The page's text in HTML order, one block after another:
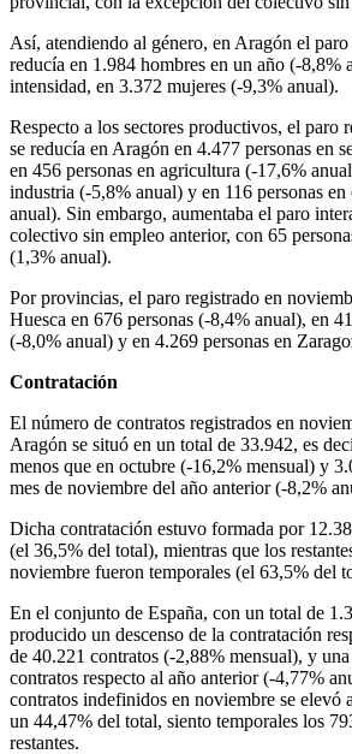
Así, atendiendo al género, en Aragón el
reducía en 1.984 hombres en un año (-8,8%
intensidad, en 3.372 mujeres (-9,3% anual).
Respecto a los sectores productivos, el paro
se reducía en Aragón en 4.477 personas en
en 456 personas en agricultura (-17,6%
industria (-5,8% anual) y en 116 personas
anual). Sin embargo, aumentaba el paro
colectivo sin empleo anterior, con 65
(1,3% anual).
Por provincias, el paro registrado en
Huesca en 676 personas (-8,4% anual), en
(-8,0% anual) y en 4.269 personas en
Contratación
El número de contratos registrados en
Aragón se situó en un total de 33.942, es
menos que en octubre (-16,2% mensual) y
mes de noviembre del año anterior (-8,2%
Dicha contratación estuvo formada por
(el 36,5% del total), mientras que los
noviembre fueron temporales (el 63,5% del
En el conjunto de España, con un total de
producido un descenso de la contratación
de 40.221 contratos (-2,88% mensual), y
contratos respecto al año anterior (-4,77%
contratos indefinidos en noviembre se elevó
un 44,47% del total, siento temporales los
restantes.